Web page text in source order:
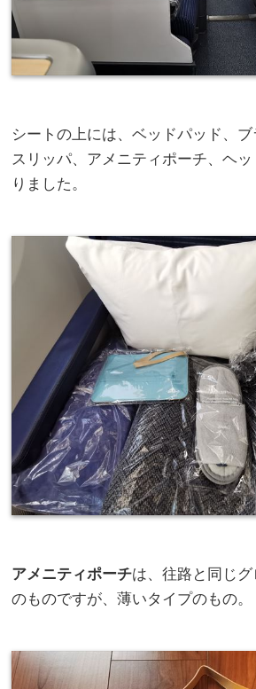
シートの上には、ベッドパッド、ブ
スリッパ、アメニティポーチ、ヘ
りました。
アメニティポーチは、往路と同じ
のものですが、薄いタイプのもの。